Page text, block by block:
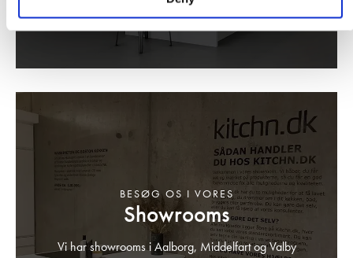
Showrooms
BESØG OS I VORES
Vi har showrooms i Aalborg, Middelfart og Valby